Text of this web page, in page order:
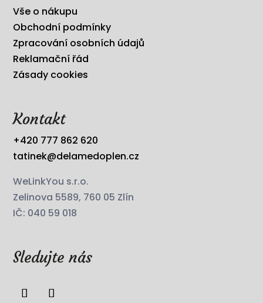
Vše o nákupu
Obchodní podmínky
Zpracování osobních údajů
Reklamační řád
Zásady cookies
Kontakt
+420 777 862 620
tatinek@delamedoplen.cz
WeLinkYou s.r.o.
Zelinova 5589, 760 05 Zlín
IČ: 040 59 018
Sledujte nás